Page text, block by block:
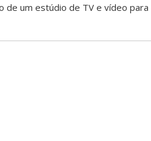
de um estúdio de TV e vídeo para